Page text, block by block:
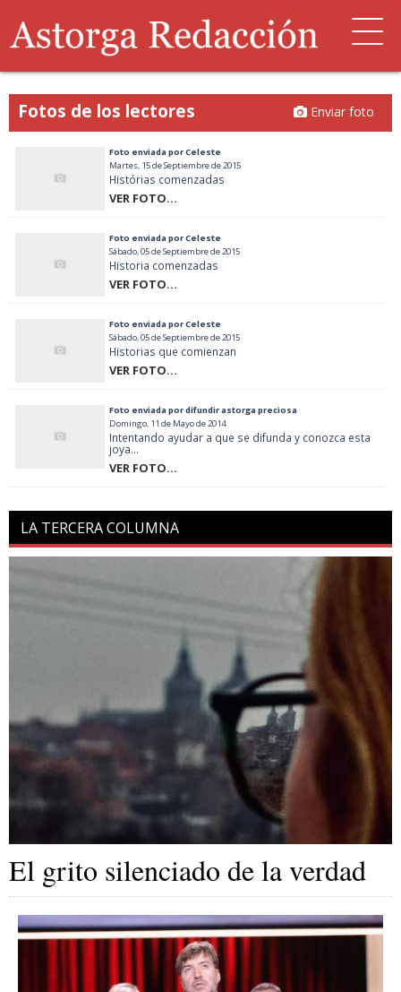
Fotos de los lectores Enviar foto
Foto enviada por Celeste
Martes, 15 de Septiembre de 2015
Histórias comenzadas
VER FOTO...
Foto enviada por Celeste
Sábado, 05 de Septiembre de 2015
Historia comenzadas
VER FOTO...
Foto enviada por Celeste
Sábado, 05 de Septiembre de 2015
Historias que comienzan
VER FOTO...
Foto enviada por difundir astorga preciosa
Domingo, 11 de Mayo de 2014
Intentando ayudar a que se difunda y conozca esta
joya...
VER FOTO...
LA TERCERA COLUMNA
El grito silenciado de la verdad